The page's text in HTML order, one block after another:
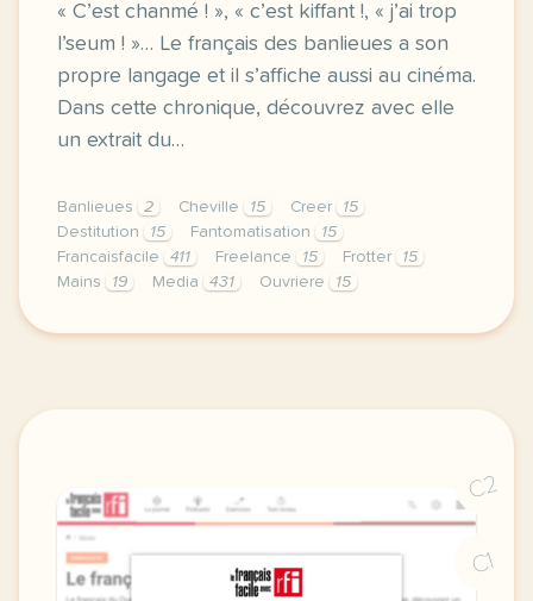
« C’est chanmé ! », « c’est kiffant !, « j’ai trop
l’seum ! »… Le français des banlieues a son
propre langage et il s’affiche aussi au cinéma.
Dans cette chronique, découvrez avec elle
un extrait du…
Banlieues 2 Cheville 15 Creer
15
Destitution
15 Fantomatisation
15
Francaisfacile
411 Freelance 15 Frotter
15
Mains
19 Media 431 Ouvriere 15
exercice b2 le francais des banlieues au cinema
C2
C1